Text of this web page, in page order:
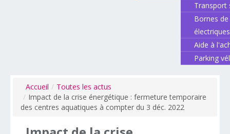
Transport
Bornes
électriques
Aide à
Parking
Accueil / Toutes les actus
/ Impact de la crise énergétique : fermeture temporaire
des centres aquatiques à compter du 3 déc. 2022